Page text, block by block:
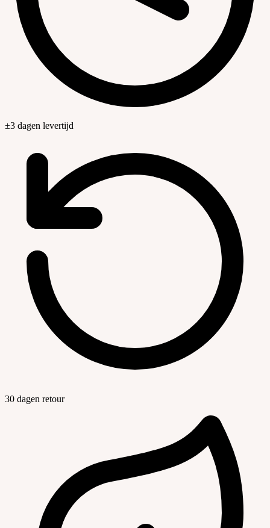
±3 dagen levertijd
30 dagen retour